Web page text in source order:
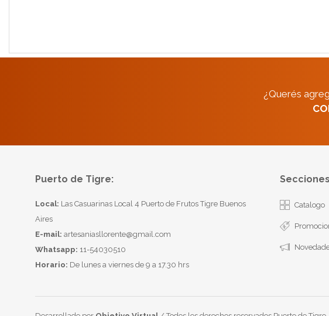
¿Querés
Puerto de Tigre:
Local: Las Casuarinas Local 4 Puerto de Frutos Tigre Buenos
Aires
E-mail: artesaniasllorente@gmail.com
Whatsapp: 11-54030510
Horario: De lunes a viernes de 9 a 17.30 hrs
Catalogo